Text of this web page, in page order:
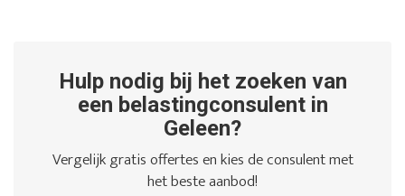
Hulp nodig bij het zoeken van
een belastingconsulent in
Geleen?
Vergelijk gratis offertes en kies de consulent met
het beste aanbod!